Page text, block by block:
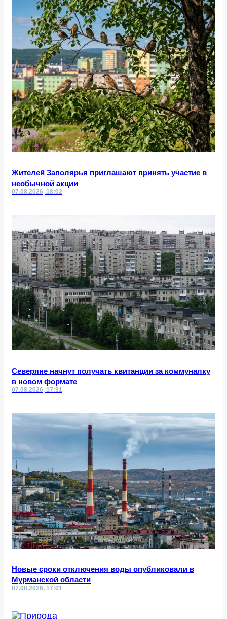
Жителей Заполярья приглашают принять участие в
необычной акции
07.08.2026, 18:02
Северяне начнут получать квитанции за коммуналку
в новом формате
07.08.2026, 17:31
Новые сроки отключения воды опубликовали в
Мурманской области
07.08.2026, 17:01